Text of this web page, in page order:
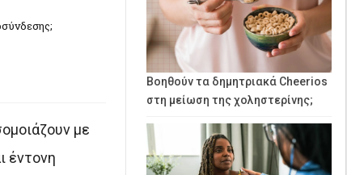
με
έντονη
Βοηθούν τα δημητριακά Cheerios
στη μείωση της χοληστερίνης;